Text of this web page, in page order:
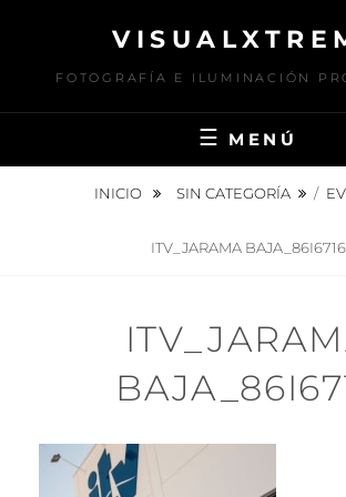
contenidoFOTOGRAFÍA E ILUMINACIÓN
MENÚ
INICIO SIN CATEGORÍA /
ITV_JARAMA BAJA_86I6716